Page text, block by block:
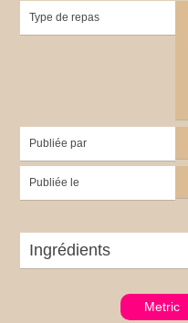
Type de repas
Publiée par
Publiée le
Ingrédients
Metric